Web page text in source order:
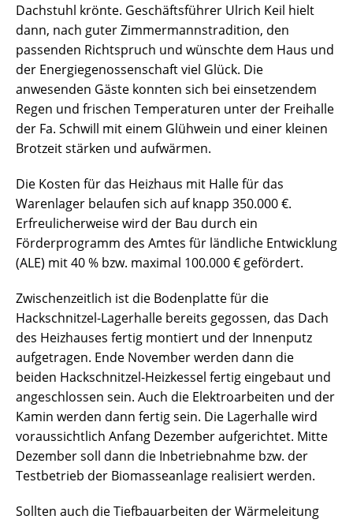
Dachstuhl krönte. Geschäftsführer Ulrich Keil hielt
dann, nach guter Zimmermannstradition, den
passenden Richtspruch und wünschte dem Haus und
der Energiegenossenschaft viel Glück. Die
anwesenden Gäste konnten sich bei einsetzendem
Regen und frischen Temperaturen unter der Freihalle
der Fa. Schwill mit einem Glühwein und einer kleinen
Brotzeit stärken und aufwärmen.
Die Kosten für das Heizhaus mit Halle für das
Warenlager belaufen sich auf knapp 350.000 €.
Erfreulicherweise wird der Bau durch ein
Förderprogramm des Amtes für ländliche Entwicklung
(ALE) mit 40 % bzw. maximal 100.000 € gefördert.
Zwischenzeitlich ist die Bodenplatte für die
Hackschnitzel-Lagerhalle bereits gegossen, das Dach
des Heizhauses fertig montiert und der Innenputz
aufgetragen. Ende November werden dann die
beiden Hackschnitzel-Heizkessel fertig eingebaut und
angeschlossen sein. Auch die Elektroarbeiten und der
Kamin werden dann fertig sein. Die Lagerhalle wird
voraussichtlich Anfang Dezember aufgerichtet. Mitte
Dezember soll dann die Inbetriebnahme bzw. der
Testbetrieb der Biomasseanlage realisiert werden.
Sollten auch die Tiefbauarbeiten der Wärmeleitung